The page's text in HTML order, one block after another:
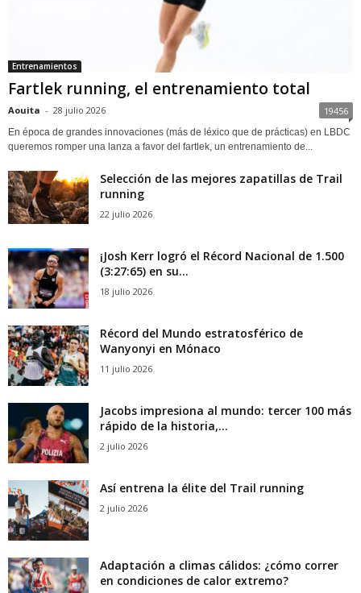
Entrenamientos
Fartlek running, el entrenamiento total
Aouita - 28 julio 2026 19456
En época de grandes innovaciones (más de léxico que de prácticas) en LBDC
queremos romper una lanza a favor del fartlek, un entrenamiento de...
Selección de las mejores zapatillas de Trail
running
22 julio 2026
¡Josh Kerr logró el Récord Nacional de 1.500
(3:27:65) en su...
18 julio 2026
Récord del Mundo estratosférico de
Wanyonyi en Mónaco
11 julio 2026
Jacobs impresiona al mundo: tercer 100 más
rápido de la historia,...
2 julio 2026
Así entrena la élite del Trail running
2 julio 2026
Adaptación a climas cálidos: ¿cómo correr
en condiciones de calor extremo?